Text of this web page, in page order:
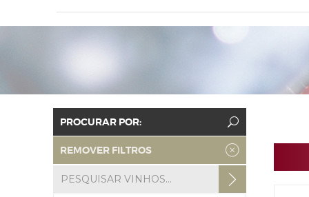
PROCURAR POR:
REMOVER FILTROS